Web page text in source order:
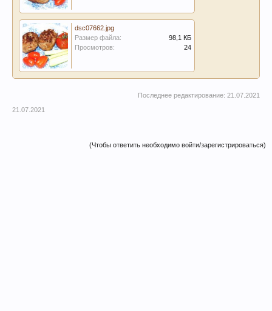
dsc07662.jpg
Размер файла:
98,1 КБ
Просмотров:
24
Последнее редактирование: 21.07.2021
21.07.2021
(Чтобы ответить необходимо войти/зарегистрироваться)